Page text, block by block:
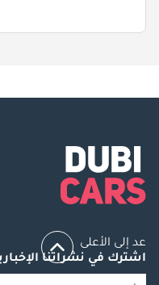
عد إلى الأعلى
اشترك في نشراتنا